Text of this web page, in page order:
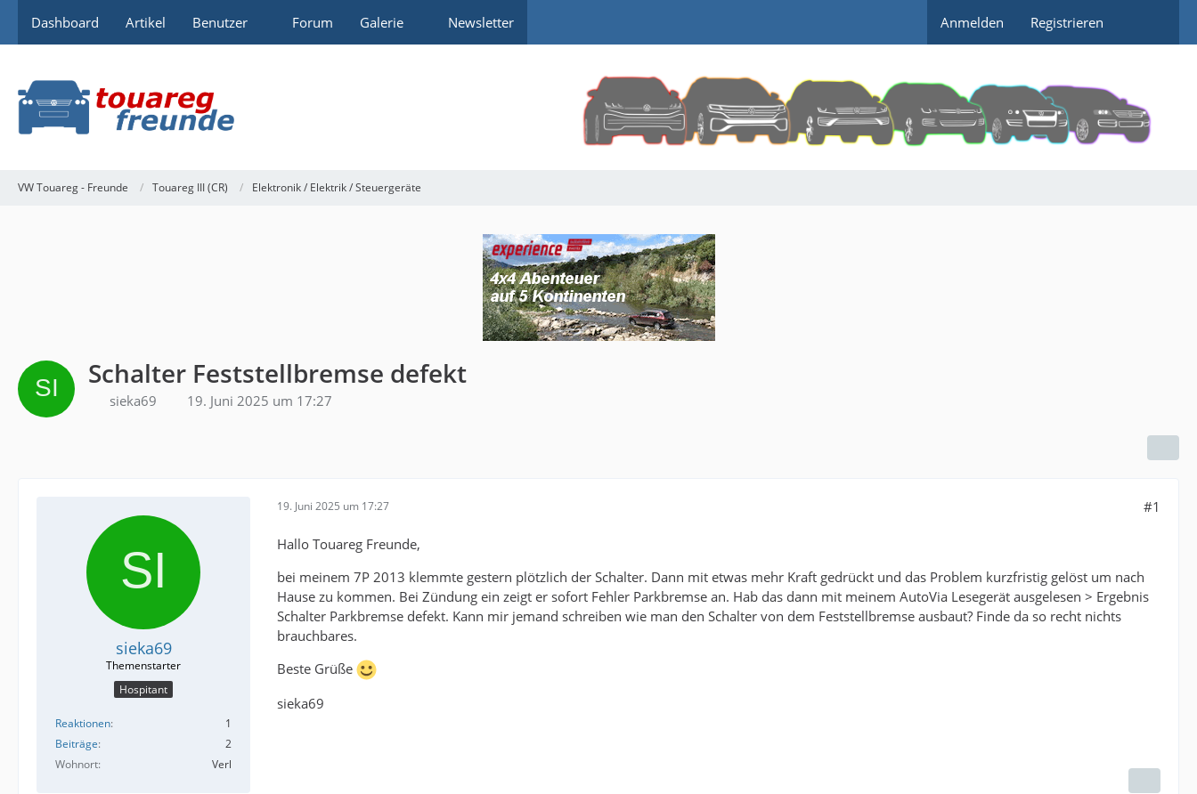
Dashboard Artikel Benutzer Forum Galerie Newsletter Anmelden Registrieren
VW Touareg - Freunde Touareg III (CR) Elektronik / Elektrik / Steuergeräte
Schalter Feststellbremse defekt
sieka69 19. Juni 2025 um 17:27
sieka69
Hospitant
Reaktionen
1
Beiträge
2
Wohnort
Verl
19. Juni 2025 um 17:27 #1
Hallo Touareg Freunde,
bei meinem 7P 2013 klemmte gestern plötzlich der Schalter. Dann mit etwas mehr Kraft gedrückt und das Problem kurzfristig gelöst um nach
Hause zu kommen. Bei Zündung ein zeigt er sofort Fehler Parkbremse an. Hab das dann mit meinem AutoVia Lesegerät ausgelesen > Ergebnis
Schalter Parkbremse defekt. Kann mir jemand schreiben wie man den Schalter von dem Feststellbremse ausbaut? Finde da so recht nichts
brauchbares.
Beste Grüße
sieka69